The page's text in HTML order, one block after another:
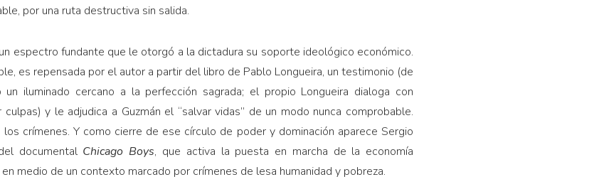
por una ruta destructiva sin salida.
espectro fundante que le otorgó a la dictadura su soporte ideológico económico.
es repensada por el autor a partir del libro de Pablo Longueira, un testimonio (de
iluminado cercano a la perfección sagrada; el propio Longueira dialoga con
y le adjudica a Guzmán el “salvar vidas” de un modo nunca comprobable.
crímenes. Y como cierre de ese círculo de poder y dominación aparece Sergio
documental Chicago Boys, que activa la puesta en marcha de la economía
medio de un contexto marcado por crímenes de lesa humanidad y pobreza.